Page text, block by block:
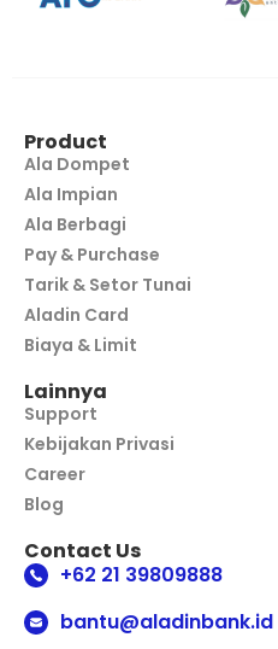
Product
Ala Dompet
Ala Impian
Ala Berbagi
Pay & Purchase
Tarik & Setor Tunai
Aladin Card
Biaya & Limit
Lainnya
Support
Kebijakan Privasi
Career
Blog
Contact Us
+62 21 39809888
bantu@aladinbank.id